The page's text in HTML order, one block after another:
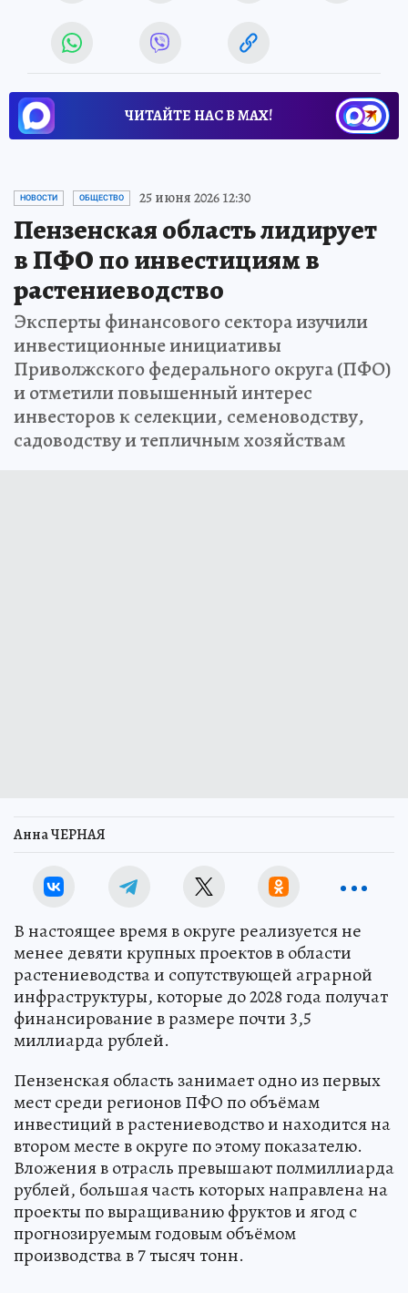
ЧИТАЙТЕ НАС В МАХ!
НОВОСТИ ОБЩЕСТВО 25 июня 2026 12:30
Пензенская область лидирует
в ПФО по инвестициям в
растениеводство
Эксперты финансового сектора изучили
инвестиционные инициативы
Приволжского федерального округа (ПФО)
и отметили повышенный интерес
инвесторов к селекции, семеноводству,
садоводству и тепличным хозяйствам
Анна ЧЕРНАЯ
В настоящее время в округе реализуется не
менее девяти крупных проектов в области
растениеводства и сопутствующей аграрной
инфраструктуры, которые до 2028 года получат
финансирование в размере почти 3,5
миллиарда рублей.
Пензенская область занимает одно из первых
мест среди регионов ПФО по объёмам
инвестиций в растениеводство и находится на
втором месте в округе по этому показателю.
Вложения в отрасль превышают полмиллиарда
рублей, большая часть которых направлена на
проекты по выращиванию фруктов и ягод с
прогнозируемым годовым объёмом
производства в 7 тысяч тонн.